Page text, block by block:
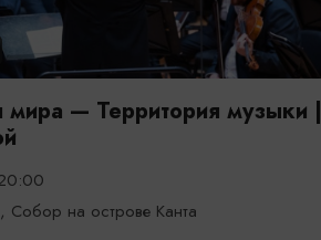
мира — Территория музыки |
Собор на острове Канта